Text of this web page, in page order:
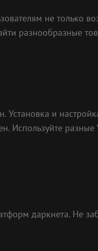
не только
разнообразные
и
Используйте
даркнета. Не